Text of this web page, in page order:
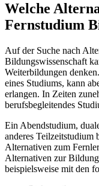
Welche
Fernstudium
Auf der Suche nach
Bildungswissenschaft
Weiterbildungen
eines Studiums, kann
erlangen. In Zeiten
berufsbegleitendes
Ein Abendstudium,
anderes Teilzeitstudium
Alternativen zum
Alternativen zur
beispielsweise mit den